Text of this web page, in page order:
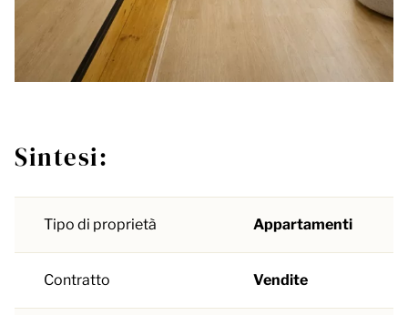
Sintesi:
Tipo di proprietà Appartamenti
Contratto Vendite